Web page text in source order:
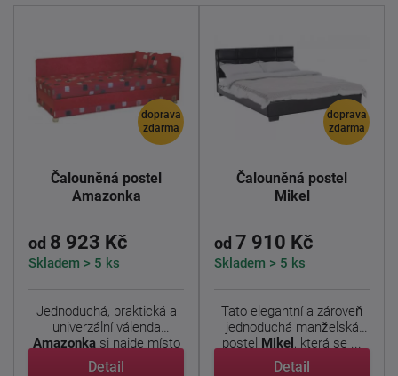
doprava
zdarma
Čalouněná postel
Amazonka
od 8 923 Kč
Skladem > 5 ks
Jednoduchá, praktická a
univerzální válenda
Amazonkasi najde místo
v ...
Detail
doprava
zdarma
Čalouněná postel
Mikel
od 7 910 Kč
Skladem > 5 ks
Tato elegantní a zároveň
jednoduchá manželská
postel Mikel , která se ...
Detail